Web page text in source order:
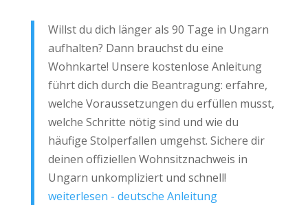
Willst du dich länger als 90 Tage in Ungarn
aufhalten? Dann brauchst du eine
Wohnkarte! Unsere kostenlose Anleitung
führt dich durch die Beantragung: erfahre,
welche Voraussetzungen du erfüllen musst,
welche Schritte nötig sind und wie du
häufige Stolperfallen umgehst. Sichere dir
deinen offiziellen Wohnsitznachweis in
Ungarn unkompliziert und schnell!
weiterlesen - deutsche Anleitung